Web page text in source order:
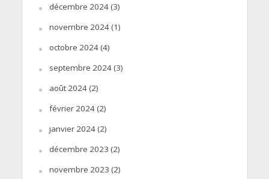
décembre 2024(3)
novembre 2024(1)
octobre 2024(4)
septembre 2024(3)
août 2024(2)
février 2024(2)
janvier 2024(2)
décembre 2023 (2)
novembre 2023 (2)